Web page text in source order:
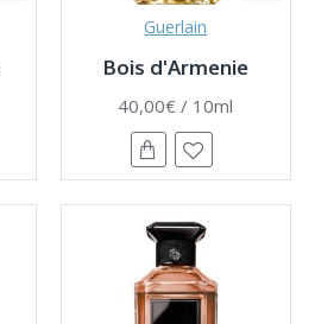
Guerlain
Bois d'Armenie
40,00€ / 10ml